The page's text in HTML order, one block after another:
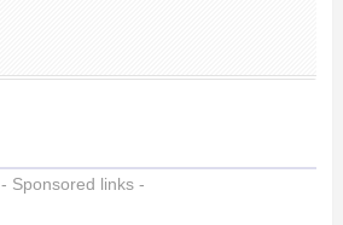
- Sponsored links -